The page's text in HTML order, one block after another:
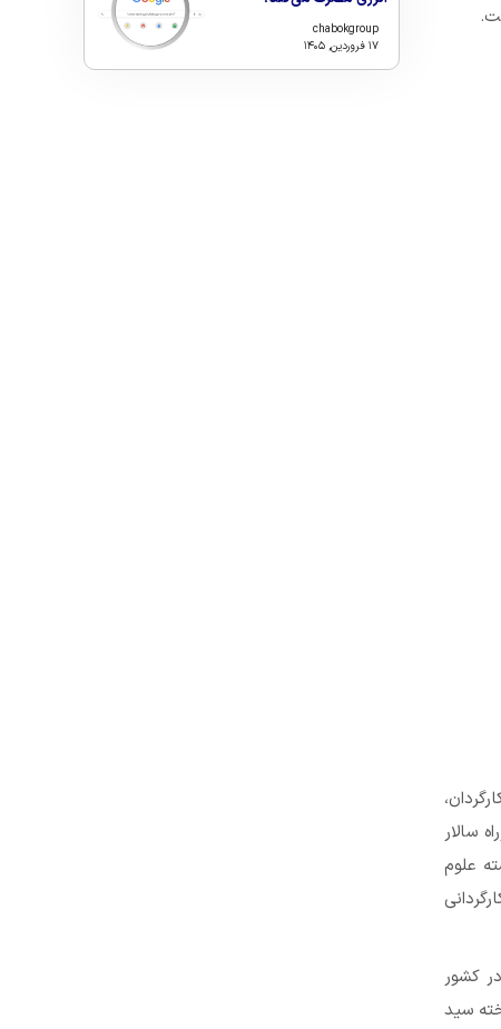
۲۶ مرداد ۱۳۹۷ شیراز) کارگردان،
نواب، چهارراه سالار
علوم
را در کشور
سید
chabokgroup
۱۷ فروردین, ۱۴۰۵